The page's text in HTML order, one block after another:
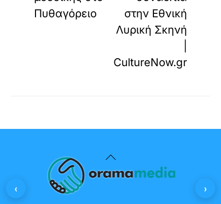
Πυθαγόρειο
στην Εθνική
Λυρική Σκηνή
CultureNow.gr
Back
To
‹ ›